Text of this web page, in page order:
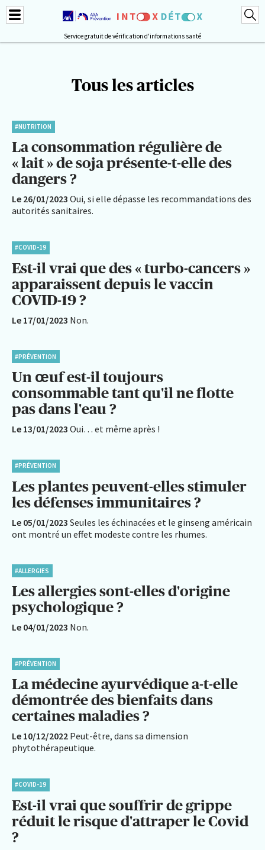
Service gratuit de vérification d'informations santé
Tous les articles
#NUTRITION
La consommation régulière de
« lait » de soja présente-t-elle des
dangers ?
Le 26/01/2023 Oui, si elle dépasse les recommandations des
autorités sanitaires.
#COVID-19
Est-il vrai que des « turbo-cancers »
apparaissent depuis le vaccin
COVID-19 ?
Le 17/01/2023 Non.
#PRÉVENTION
Un œuf est-il toujours
consommable tant qu'il ne flotte
pas dans l'eau ?
Le 13/01/2023 Oui… et même après !
#PRÉVENTION
Les plantes peuvent-elles stimuler
les défenses immunitaires ?
Le 05/01/2023 Seules les échinacées et le ginseng américain
ont montré un effet modeste contre les rhumes.
#ALLERGIES
Les allergies sont-elles d'origine
psychologique ?
Le 04/01/2023 Non.
#PRÉVENTION
La médecine ayurvédique a-t-elle
démontrée des bienfaits dans
certaines maladies ?
Le 10/12/2022 Peut-être, dans sa dimension
phytothérapeutique.
#COVID-19
Est-il vrai que souffrir de grippe
réduit le risque d'attraper le Covid
?